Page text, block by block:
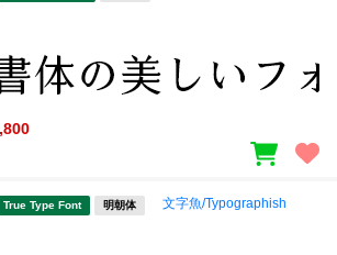
True Type Font 明朝体 文字魚/Typographish